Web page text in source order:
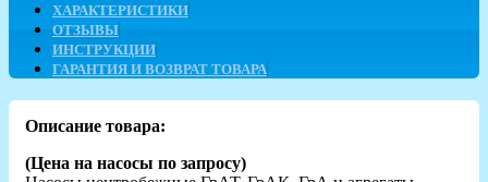
ХАРАКТЕРИСТИКИ
ОТЗЫВЫ
ИНСТРУКЦИИ
ГАРАНТИЯ И ВОЗВРАТ ТОВАРА
Описание товара:
(Цена на насосы по запросу)